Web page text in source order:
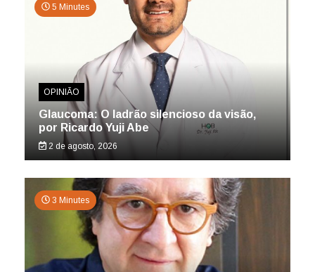
5 Minutes
OPINIÃO
Glaucoma: O ladrão silencioso da visão,
por Ricardo Yuji Abe
2 de agosto, 2026
3 Minutes